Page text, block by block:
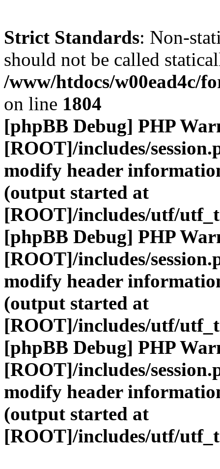
Strict Standards: Non-
should not be called
/www/htdocs/w00ead4c/
on line 1804
[phpBB Debug] PHP
[ROOT]/includes/
modify header
(output started at
[ROOT]/includes/utf/
[phpBB Debug] PHP
[ROOT]/includes/
modify header
(output started at
[ROOT]/includes/utf/
[phpBB Debug] PHP
[ROOT]/includes/
modify header
(output started at
[ROOT]/includes/utf/